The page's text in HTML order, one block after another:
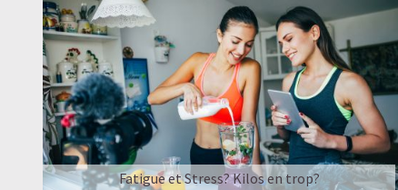
LE PLAISIR
☕ LATTE
Fatigue et Stress? Kilos en trop?